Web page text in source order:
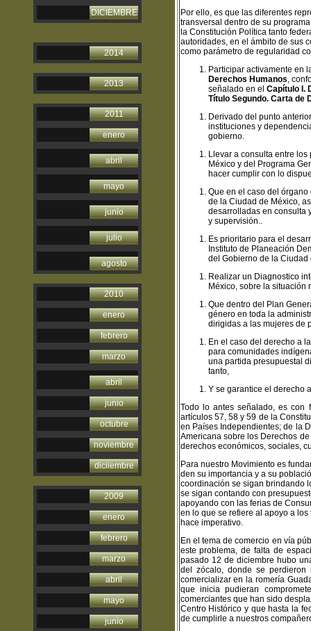
DICIEMBRE
2014
2013
2011
enero
abril
mayo
junio
julio
agosto
2010
enero
febrero
marzo
abril
junio
octubre
noviembre
diciiembre
2009
enero
febrero
marzo
abril
mayo
junio
Por ello, es que las diferentes
transversal dentro de su
la Constitución Política tanto
autoridades, en el ámbito de sus
como parámetro de regularidad
Participar activamente en
Derechos Humanos,
señalado en el Capítulo I.
Título Segundo. Carta de
Derivado del punto
instituciones y
gobierno.
Llevar a consulta entre
México y del Programa
hacer cumplir con lo
Que en el caso del
de la Ciudad de México,
desarrolladas en consulta
y supervisión..
Es prioritario para el
Instituto de Planeación
del Gobierno de la Ciudad
Realizar un Diagnostico
México, sobre la
Que dentro del Plan
género en toda la
dirigidas a las mujeres de
En el caso del derecho a
para comunidades
una partida presupuestal
tanto,
Y se garantice el derecho
Todo lo antes señalado, es con
artículos 57, 58 y 59 de la
en Países Independientes; de la
Americana sobre los Derechos
derechos económicos, sociales,
Para nuestro Movimiento es
den su importancia y a su
coordinación se sigan brindando
se sigan contando con
apoyando con las ferias de
en lo que se refiere al apoyo a
hace imperativo.
En el tema de comercio en vía
este problema, de falta de
pasado 12 de diciembre hubo
del zócalo, donde se perdieron
comercializar en la romería
que inicia pudieran
comerciantes que han sido
Centro Histórico y que hasta la
de cumplirle a nuestros